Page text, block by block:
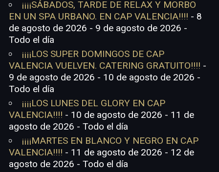
¡¡¡¡SÁBADOS, TARDE DE RELAX Y MORBO
EN UN SPA URBANO. EN CAP VALENCIA!!!! - 8
de agosto de 2026 - 9 de agosto de 2026 -
Todo el día
¡¡¡¡LOS SUPER DOMINGOS DE CAP
VALENCIA VUELVEN. CATERING GRATUITO!!!! -
9 de agosto de 2026 - 10 de agosto de 2026 -
Todo el día
¡¡¡¡LOS LUNES DEL GLORY EN CAP
VALENCIA!!!! - 10 de agosto de 2026 - 11 de
agosto de 2026 - Todo el día
¡¡¡¡MARTES EN BLANCO Y NEGRO EN CAP
VALENCIA!!!! - 11 de agosto de 2026 - 12 de
agosto de 2026 - Todo el día